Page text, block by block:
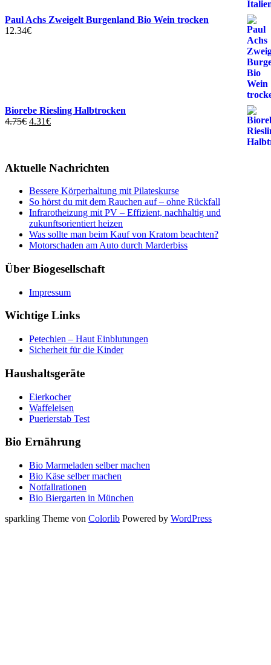
Paul Achs Zweigelt Burgenland Bio Wein trocken
12.34€
Biorebe Riesling Halbtrocken
4.75€ Ursprünglicher
4.31€Aktueller
Aktuelle Nachrichten
Bessere Körperhaltung mit Pilateskurse
So hörst du mit dem Rauchen auf – ohne Rückfall
Infrarotheizung mit PV – Effizient, nachhaltig und
zukunftsorientiert heizen
Was sollte man beim Kauf von Kratom beachten?
Motorschaden am Auto durch Marderbiss
Über Biogesellschaft
Impressum
Wichtige Links
Petechien – Haut Einblutungen
Sicherheit für die Kinder
Haushaltsgeräte
Eierkocher
Waffeleisen
Puerierstab Test
Bio Ernährung
Bio Marmeladen selber machen
Bio Käse selber machen
Notfallrationen
Bio Biergarten in München
sparkling Theme von Colorlib Powered by WordPress